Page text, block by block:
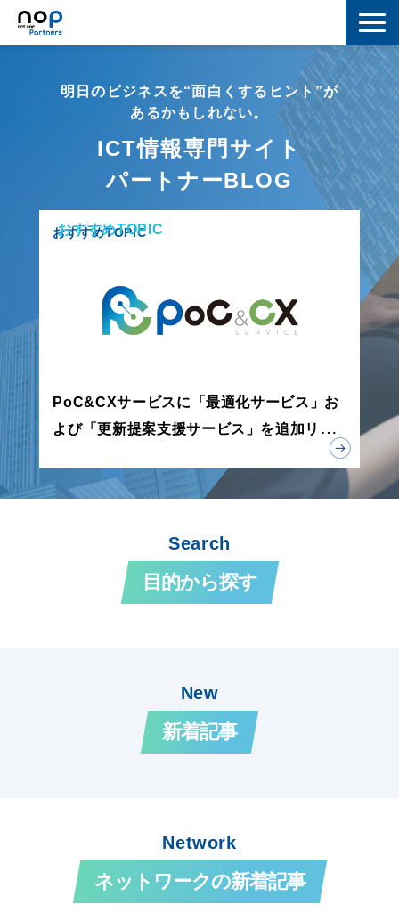
マーケティング
セキュリティ
コラボレーション
IT用語解説
明日のビジネスを“面白くするヒント”が
あるかもしれない。
ICT情報専門サイト
パートナーBLOG
おすすめTOPIC
PoC&CXサービスに「最適化サービス」お
よび「更新提案支援サービス」を追加リリ
おすすめTOPIC
Search
目的から探す
New
新着記事
Network
ネットワークの新着記事